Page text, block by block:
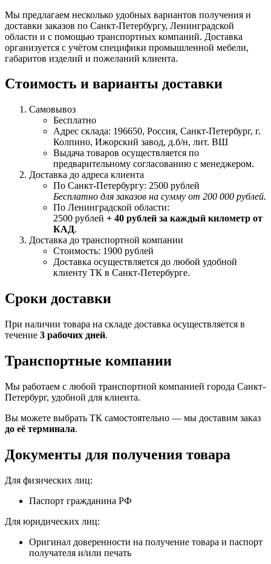
Мы предлагаем несколько удобных вариантов получения и
доставки заказов по Санкт-Петербургу, Ленинградской
области и с помощью транспортных компаний. Доставка
организуется с учётом специфики промышленной мебели,
габаритов изделий и пожеланий клиента.
Стоимость и варианты доставки
Самовывоз
Бесплатно
Адрес склада: 196650, Россия, Санкт-Петербург, г.
Колпино, Ижорский завод, д.б/н, лит. ВШ
Выдача товаров осуществляется по
предварительному согласованию с менеджером.
Доставка до адреса клиента
По Санкт-Петербургу: 2500 рублей
Бесплатно для заказов на сумму от 200 000 рублей.
По Ленинградской области:
2500 рублей + 40 рублей за каждый километр от
КАД.
Доставка до транспортной компании
Стоимость: 1900 рублей
Доставка осуществляется до любой удобной
клиенту ТК в Санкт-Петербурге.
Сроки доставки
При наличии товара на складе доставка осуществляется в
течение 3 рабочих дней.
Транспортные компании
Мы работаем с любой транспортной компанией города Санкт-
Петербург, удобной для клиента.
Вы можете выбрать ТК самостоятельно — мы доставим заказ
до её терминала.
Документы для получения товара
Для физических лиц:
Паспорт гражданина РФ
Для юридических лиц:
Оригинал доверенности на получение товара и паспорт
получателя и/или печать